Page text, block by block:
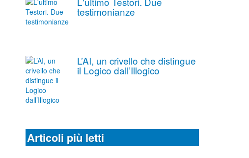
testimonianze
L’AI, un crivello che distingue
il Logico dall’Illogico
Articoli più letti